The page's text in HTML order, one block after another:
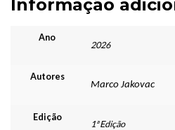
Informação
Ano
2026
Autores
Marco Jakovac
Edição
1ª Edição